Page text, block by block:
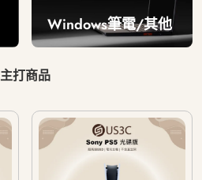
Windows筆電/其他
主打商品